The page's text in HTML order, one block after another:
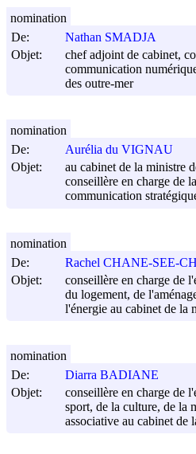
De:
Nathan SMADJA
Objet:
chef adjoint de cabinet,
communication
des outre-mer
nomination
De:
Aurélia du VIGNAU
Objet:
au cabinet de la ministre
conseillère en charge de
communication
nomination
De:
Rachel CHANE-SEE-
Objet:
conseillère en charge de
du logement, de
l'énergie au cabinet de la
nomination
De:
Diarra BADIANE
Objet:
conseillère en charge de
sport, de la culture, de la
associative au cabinet de
nomination